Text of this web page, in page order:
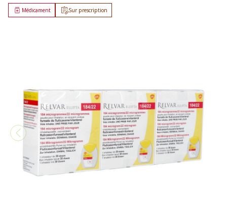
Sur prescription
Médicament